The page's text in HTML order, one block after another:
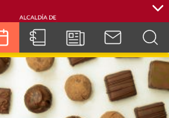
cuenca.gob.ec